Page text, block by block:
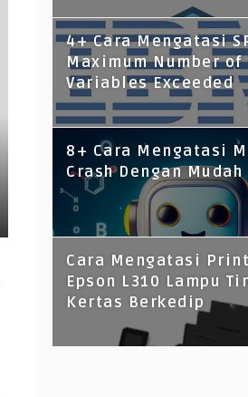
4+ Cara Mengatasi
Maximum Number of
Variables Exceeded
8+ Cara Mengatasi
Crash Dengan Mudah
Cara Mengatasi
Epson L310 Lampu
Kertas Berkedip